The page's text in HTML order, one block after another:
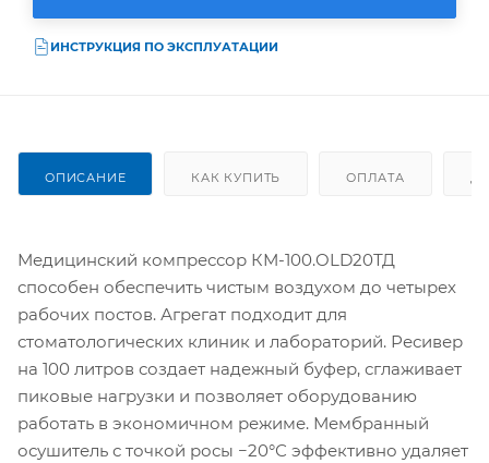
ИНСТРУКЦИЯ ПО ЭКСПЛУАТАЦИИ
ОПИСАНИЕ КАК КУПИТЬ ОПЛАТА
Медицинский компрессор КМ-100.OLD20ТД
способен обеспечить чистым воздухом до четырех
рабочих постов. Агрегат подходит для
стоматологических клиник и лабораторий. Ресивер
на 100 литров создает надежный буфер, сглаживает
пиковые нагрузки и позволяет оборудованию
работать в экономичном режиме. Мембранный
осушитель с точкой росы −20°С эффективно удаляет